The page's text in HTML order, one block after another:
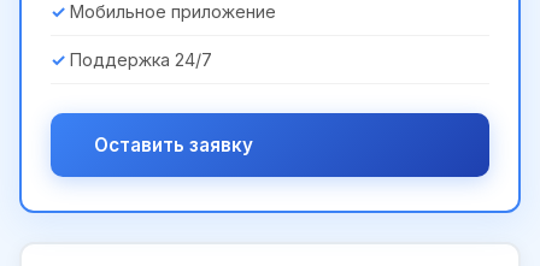
Мобильное приложение
Поддержка 24/7
Оставить заявку